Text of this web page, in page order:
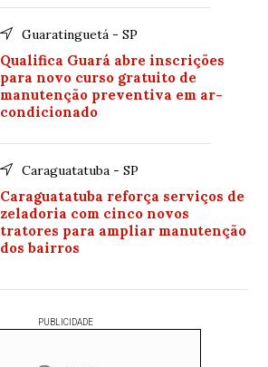
Guaratinguetá - SP
Qualifica Guará abre inscrições
para novo curso gratuito de
manutenção preventiva em ar-
condicionado
Caraguatatuba - SP
Caraguatatuba reforça serviços de
zeladoria com cinco novos
tratores para ampliar manutenção
dos bairros
PUBLICIDADE